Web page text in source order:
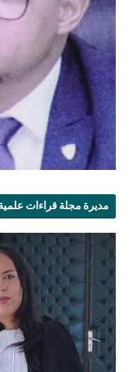
مديرة مجلة قراءات